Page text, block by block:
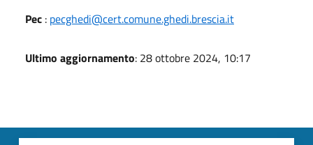
Pec : pecghedi@cert.comune.ghedi.brescia.it
Ultimo aggiornamento: 28 ottobre 2024, 10:17